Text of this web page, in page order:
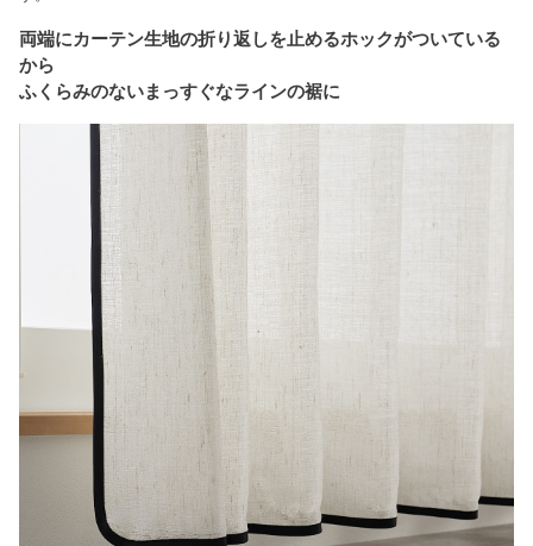
両端にカーテン生地の折り返しを止めるホックがついている
から
ふくらみのないまっすぐなラインの裾に